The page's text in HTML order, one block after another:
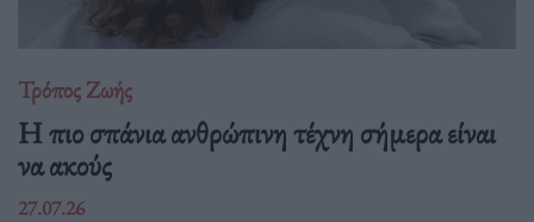
Τρόπος Ζωής
Η πιο σπάνια ανθρώπινη τέχνη σήμερα είναι
να ακούς
27.07.26